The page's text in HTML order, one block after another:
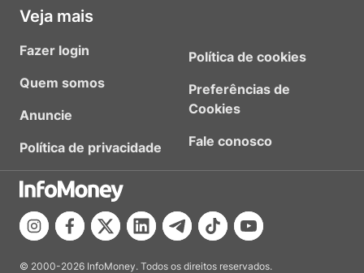
Veja mais
Fazer login
Quem somos
Anuncie
Política de privacidade
Política de cookies
Preferências de
Cookies
Fale conosco
© 2000-2026 InfoMoney. Todos os direitos reservados.